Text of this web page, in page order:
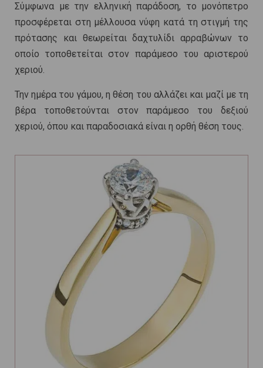
Σύμφωνα με την ελληνική παράδοση, το μονόπετρο
προσφέρεται στη μέλλουσα νύφη κατά τη στιγμή της
πρότασης και θεωρείται δαχτυλίδι αρραβώνων το
οποίο τοποθετείται στον παράμεσο του αριστερού
χεριού.
Την ημέρα του γάμου, η θέση του αλλάζει και μαζί με τη
βέρα τοποθετούνται στον παράμεσο του δεξιού
χεριού, όπου και παραδοσιακά είναι η ορθή θέση τους.